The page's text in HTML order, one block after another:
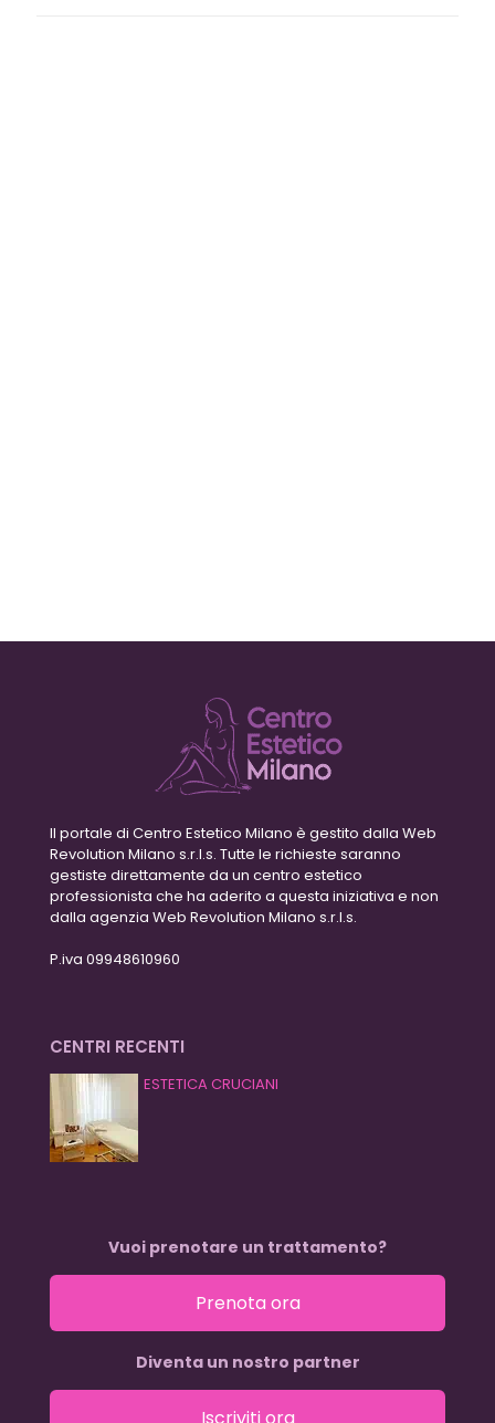
Il portale di Centro Estetico Milano è gestito dalla Web
Revolution Milano s.r.l.s. Tutte le richieste saranno
gestiste direttamente da un centro estetico
professionista che ha aderito a questa iniziativa e non
dalla agenzia Web Revolution Milano s.r.l.s.
P.iva 09948610960
CENTRI RECENTI
ESTETICA CRUCIANI
Vuoi prenotare un trattamento?
Prenota ora
Diventa un nostro partner